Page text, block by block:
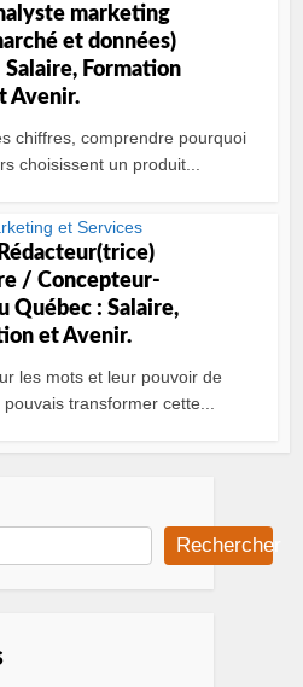
marketing
et données)
Salaire, Formation
Avenir.
chiffres, comprendre pourquoi
choisissent un produit...
et Services
/ Concepteur-
Québec : Salaire,
et Avenir.
les mots et leur pouvoir de
transformer cette...
Rechercher